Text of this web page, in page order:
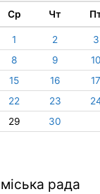
Ср Чт
1 2 3
8 9 10
15 16 17
22 23
29
30
рада